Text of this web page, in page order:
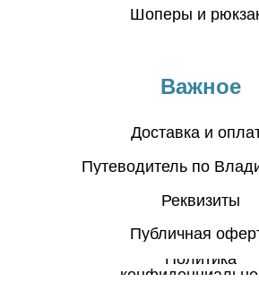
Важное
Путеводитель по
Доставка и
Реквизиты
Публичная
Политика
Шоперы и